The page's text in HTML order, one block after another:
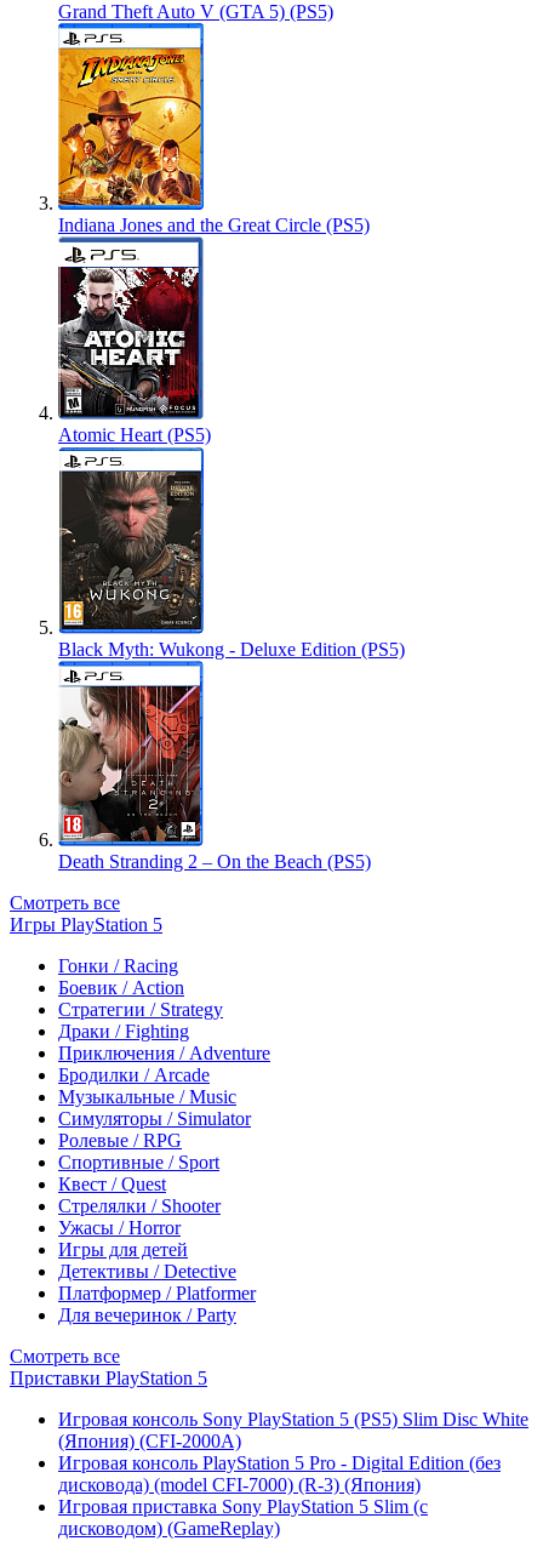
Grand Theft Auto V (GTA 5) (PS5)
Indiana Jones and the Great Circle (PS5)
Atomic Heart (PS5)
Black Myth: Wukong - Deluxe Edition (PS5)
Death Stranding 2 – On the Beach (PS5)
Смотреть все
Игры PlayStation 5
Гонки / Racing
Боевик / Action
Стратегии / Strategy
Драки / Fighting
Приключения / Adventure
Бродилки / Arcade
Музыкальные / Music
Симуляторы / Simulator
Ролевые / RPG
Спортивные / Sport
Квест / Quest
Стрелялки / Shooter
Ужасы / Horror
Игры для детей
Детективы / Detective
Платформер / Platformer
Для вечеринок / Party
Смотреть все
Приставки PlayStation 5
Игровая консоль Sony PlayStation 5 (PS5) Slim Disc White
(Япония) (CFI-2000A)
Игровая консоль PlayStation 5 Pro - Digital Edition (без
дисковода) (model CFI-7000) (R-3) (Япония)
Игровая приставка Sony PlayStation 5 Slim (с
дисководом) (GameReplay)